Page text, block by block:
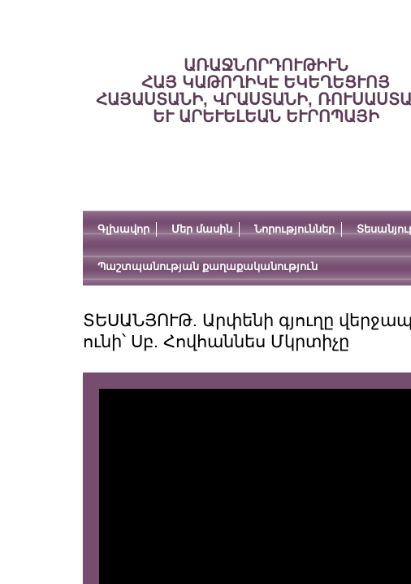
ԱՌԱՋՆՈՐԴՈՒԹԻՒՆ
ՀԱՅ ԿԱԹՈՂԻԿԷ ԵԿԵՂԵՑՒՈՅ
ՀԱՅԱՍՏԱՆԻ, ՎՐԱՍՏԱՆԻ,
ԵՒ ԱՐԵՒԵԼԵԱՆ ԵՒՐՈՊԱՅԻ
Գլխավոր Մեր մասին Նորություններ
Պաշտպանության քաղաքականություն
ՏԵՍԱՆՅՈՒԹ. Արփենի գյուղը
ունի՝ Սբ. Հովհաննես Մկրտիչը